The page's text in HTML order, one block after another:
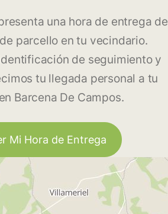
una hora de entrega de
parcello en tu vecindario.
de seguimiento y
tu llegada personal a tu
Barcena De Campos.
Mi Hora de Entrega